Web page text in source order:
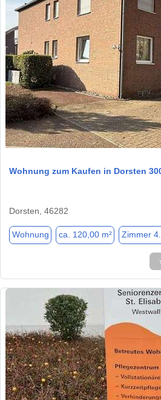
Wohnung zum Kaufen in Dorsten
Dorsten, 46282
Wohnung ca. 120,00 m² Zimmer